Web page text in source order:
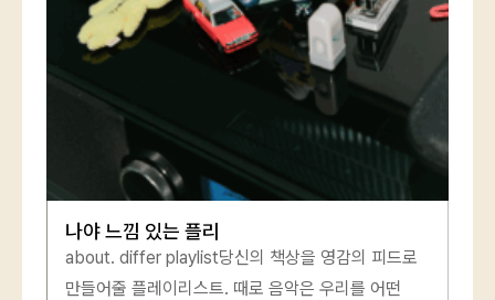
나야 느낌 있는 플리
about. differ playlist당신의 책상을 영감의 피드로
만들어줄 플레이리스트. 때로 음악은 우리를 어떤